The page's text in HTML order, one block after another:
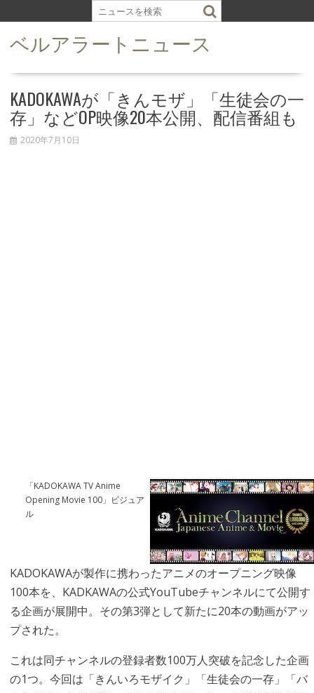
k
ベルアラートニュース
KADOKAWAが「きんモザ」「生徒会の一
存」などOP映像20本公開、配信番組も
2020年7月10日
「KADOKAWA TV Anime
Opening Movie 100」ビジュア
ル
KADOKAWAが製作に携わったアニメのオープニング映像
100本を、KADKAWAの公式YouTubeチャンネルにて公開す
る企画が展開中。その第3弾として新たに20本の動画がアッ
プされた。
これは同チャンネルの登録者数100万人突破を記念した企画
の1つ。今回は「きんいろモザイク」「生徒会の一存」「バ